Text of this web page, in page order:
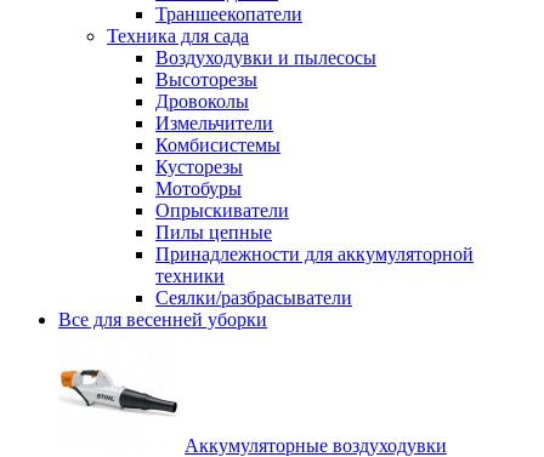
Траншеекопатели
Техника для сада
Воздуходувки и пылесосы
Высоторезы
Дровоколы
Измельчители
Комбисистемы
Кусторезы
Мотобуры
Опрыскиватели
Пилы цепные
Принадлежности для аккумуляторной
техники
Сеялки/разбрасыватели
Все для весенней уборки
Аккумуляторные воздуходувки